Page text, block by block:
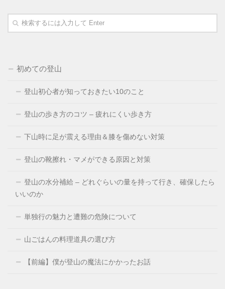
初めての登山
登山初心者が知っておきたい10のこと
登山の歩き方のコツ – 疲れにくい歩き方
下山時に足が震える理由＆膝を傷めない対策
登山の靴擦れ・マメができる原因と対策
登山の水分補給 – どれぐらいの量を持って行き、確保したら
いいのか
単独行の魅力と遭難の危険について
山ごはんの料理道具の選び方
【前編】僕が登山の魔法にかかったお話